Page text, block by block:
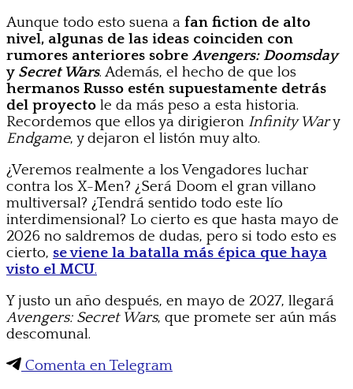
Aunque todo esto suena a fan fiction de alto
nivel, algunas de las ideas coinciden con
rumores anteriores sobreAvengers: Doomsday
y Secret Wars. Además, el hecho de que los
hermanos Russo estén supuestamente detrás
del proyecto le da más peso a esta historia.
Recordemos que ellos ya dirigieron Infinity Wary
Endgame, y dejaron el listón muy alto.
¿Veremos realmente a los Vengadores luchar
contra los X-Men? ¿Será Doom el gran villano
multiversal? ¿Tendrá sentido todo este lío
interdimensional? Lo cierto es que hasta mayo de
2026 no saldremos de dudas, pero si todo esto es
cierto, se viene la batalla más épica que haya
visto el MCU.
Y justo un año después, en mayo de 2027, llegará
Avengers: Secret Wars, que promete ser aún más
descomunal.
Comenta en Telegram